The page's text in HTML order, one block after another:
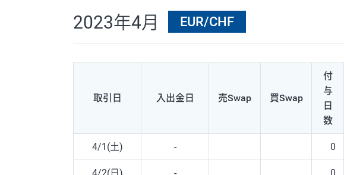
2023年4月 EUR/CHF
取引日 入出金日 売Swap 買Swap
付
与
日
数
4/1(土) - 0
4/2(日) - 0